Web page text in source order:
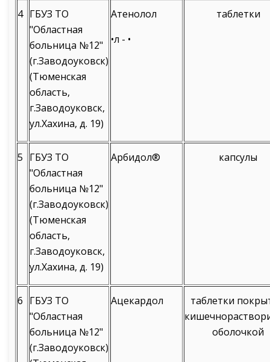
4 ГБУЗ ТО
"Областная
больница №12"
(г.Заводоуковск)
(Тюменская
область,
г.Заводоуковск,
ул.Хахина, д. 19)
Атенолол
•л - •
таблетки
5 ГБУЗ ТО
"Областная
больница №12"
(г.Заводоуковск)
(Тюменская
область,
г.Заводоуковск,
ул.Хахина, д. 19)
Арбидол® капсулы
6 ГБУЗ ТО
"Областная
больница №12"
(г.Заводоуковск)
Ацекардол
таблетки
оболочкой